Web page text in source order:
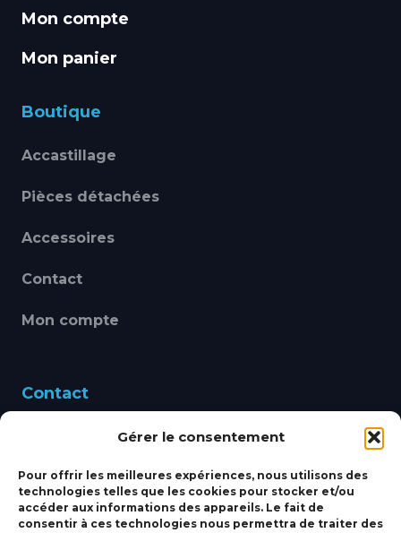
Gérer le consentement
Pour offrir les meilleures expériences, nous utilisons des
technologies telles que les cookies pour stocker et/ou
accéder aux informations des appareils. Le fait de
consentir à ces technologies nous permettra de traiter des
Mon compte
Mon panier
Boutique
Accastillage
Pièces détachées
Accessoires
Contact
Mon compte
Contact
460 Avenue Alain Le
bbsmarine@bbs-
marine.fr